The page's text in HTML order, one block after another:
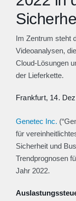
Im Zentrum steht
Videoanalysen,
Cloud-Lösungen
der Lieferkette.
Frankfurt, 14.
Genetec Inc.
für
Sicherheit und
Trendprognosen
Jahr 2022.